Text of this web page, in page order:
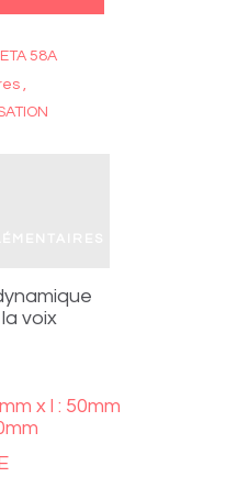
58A
,
voix
x l : 50mm